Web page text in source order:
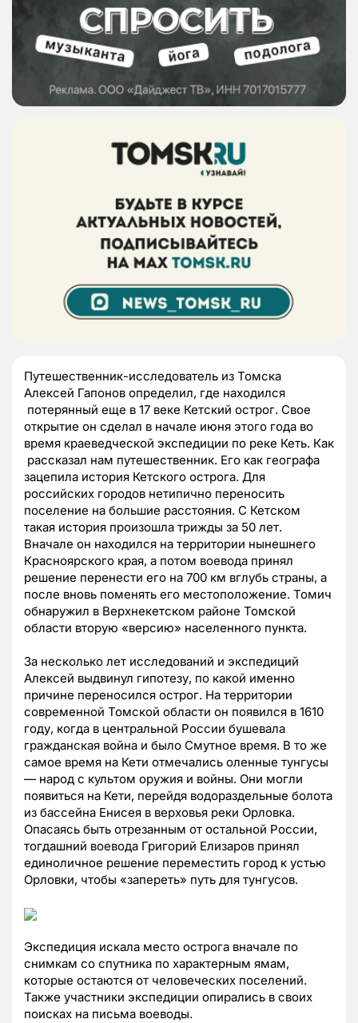
Путешественник-исследователь из Томска
Алексей Гапонов определил, где находился
потерянный еще в 17 веке Кетский острог. Свое
открытие он сделал в начале июня этого года во
время краеведческой экспедиции по реке Кеть. Как
рассказал нам путешественник. Его как географа
зацепила история Кетского острога. Для
российских городов нетипично переносить
поселение на большие расстояния. С Кетском
такая история произошла трижды за 50 лет.
Вначале он находился на территории нынешнего
Красноярского края, а потом воевода принял
решение перенести его на 700 км вглубь страны, а
после вновь поменять его местоположение. Томич
обнаружил в Верхнекетском районе Томской
области вторую «версию» населенного пункта.
За несколько лет исследований и экспедиций
Алексей выдвинул гипотезу, по какой именно
причине переносился острог. На территории
современной Томской области он появился в 1610
году, когда в центральной России бушевала
гражданская война и было Смутное время. В то же
самое время на Кети отмечались оленные тунгусы
— народ с культом оружия и войны. Они могли
появиться на Кети, перейдя водораздельные болота
из бассейна Енисея в верховья реки Орловка.
Опасаясь быть отрезанным от остальной России,
тогдашний воевода Григорий Елизаров принял
единоличное решение переместить город к устью
Орловки, чтобы «запереть» путь для тунгусов.
Экспедиция искала место острога вначале по
снимкам со спутника по характерным ямам,
которые остаются от человеческих поселений.
Также участники экспедиции опирались в своих
поисках на письма воеводы.